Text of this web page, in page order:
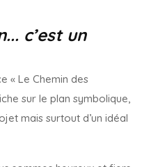
c’est un
« Le Chemin des
sur le plan symbolique,
mais surtout d’un idéal